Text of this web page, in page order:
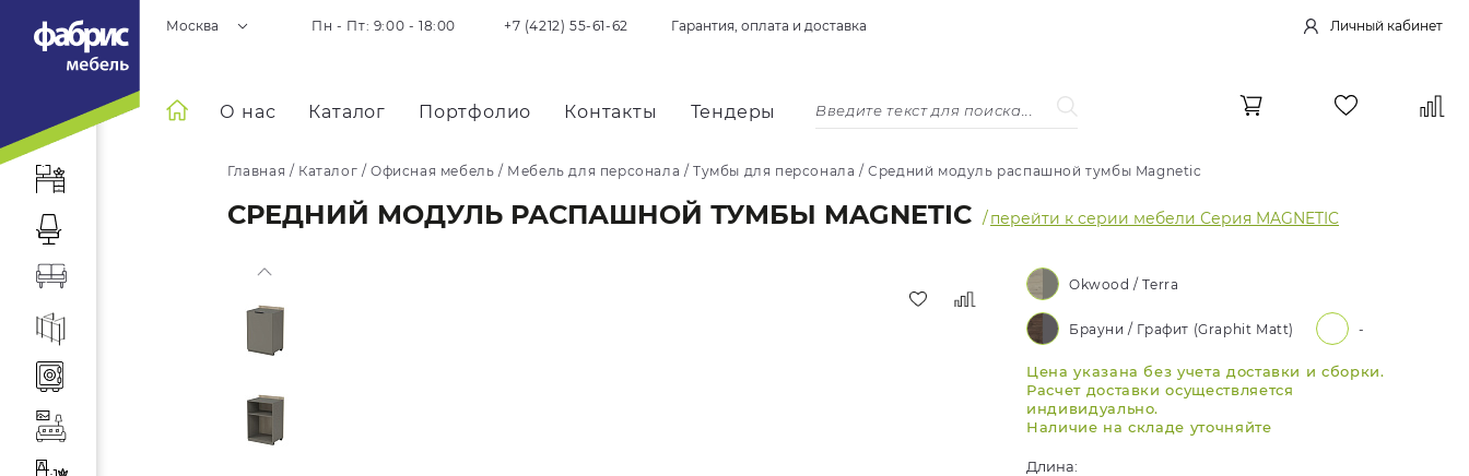
Москва Пн - Пт: 9:00 - 18:00 +7 (4212) 55-61-62 Гарантия, оплата и доставка Личный кабинет
О нас Каталог Портфолио Контакты Тендеры
Главная / Каталог /Офисная мебель / Мебель для персонала /Тумбы для персонала /Средний модуль распашной тумбы Magnetic
СРЕДНИЙ МОДУЛЬ РАСПАШНОЙ ТУМБЫ MAGNETIC /перейти к серии мебели Серия MAGNETIC
Okwood / Terra
Брауни / Графит (Graphit Matt) -
Цена указана без учета доставки и сборки.
Расчет доставки осуществляется
индивидуально.
Наличие на складе уточняйте
Длина: